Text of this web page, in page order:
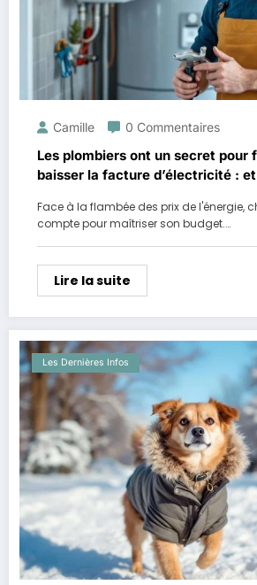
Camille 0 Commentaires
Les plombiers ont un secret pour
baisser la facture d’électricité :
Face à la flambée des prix de l'énergie,
compte pour maîtriser son budget.…
Lire la suite
Les Dernières Infos